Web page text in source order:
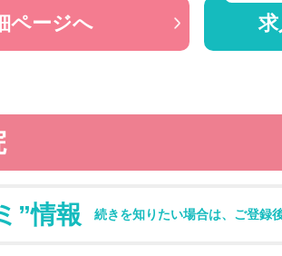
ページへ
”情報 続きを知りたい場合は、ご登録